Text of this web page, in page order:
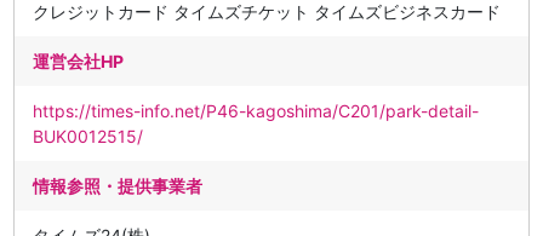
クレジットカード タイムズチケット タイムズビジネスカード
運営会社HP
https://times-info.net/P46-kagoshima/C201/park-detail-
BUK0012515/
情報参照・提供事業者